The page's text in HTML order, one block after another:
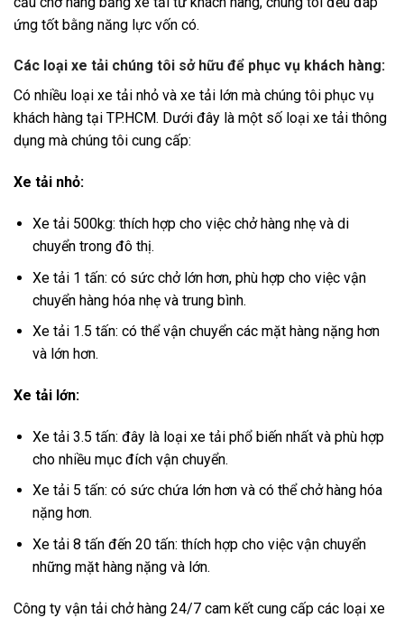
ứng tốt bằng năng lực vốn có.
Các loại xe tải chúng tôi sở hữu để phục vụ khách hàng:
Có nhiều loại xe tải nhỏ và xe tải lớn mà chúng tôi phục vụ
khách hàng tại TP.HCM. Dưới đây là một số loại xe tải thông
dụng mà chúng tôi cung cấp:
Xe tải nhỏ:
Xe tải 500kg: thích hợp cho việc chở hàng nhẹ và di
chuyển trong đô thị.
Xe tải 1 tấn: có sức chở lớn hơn, phù hợp cho việc vận
chuyển hàng hóa nhẹ và trung bình.
Xe tải 1.5 tấn: có thể vận chuyển các mặt hàng nặng hơn
và lớn hơn.
Xe tải lớn:
Xe tải 3.5 tấn: đây là loại xe tải phổ biến nhất và phù hợp
cho nhiều mục đích vận chuyển.
Xe tải 5 tấn: có sức chứa lớn hơn và có thể chở hàng hóa
nặng hơn.
Xe tải 8 tấn đến 20 tấn: thích hợp cho việc vận chuyển
những mặt hàng nặng và lớn.
Công ty vận tải chở hàng 24/7 cam kết cung cấp các loại xe